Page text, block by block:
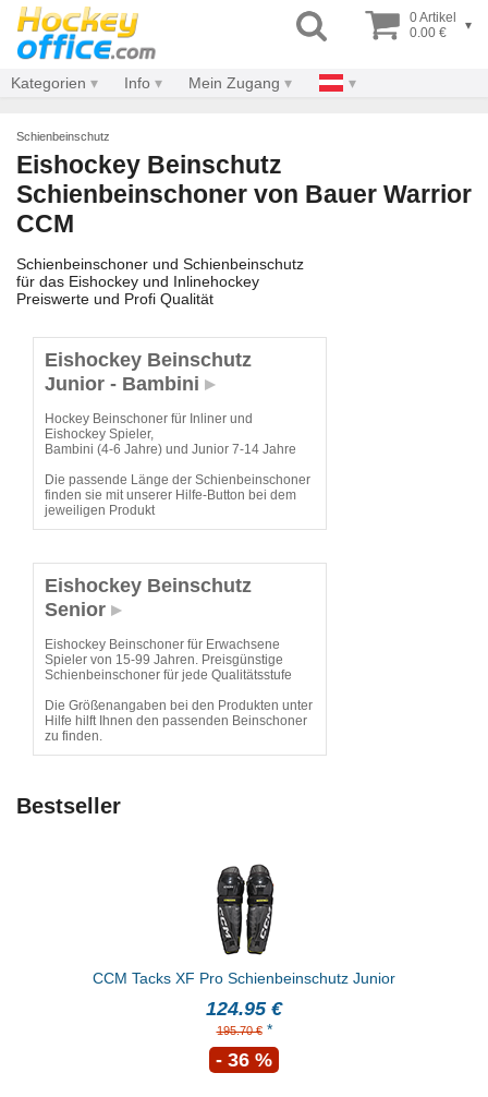
0 Artikel
0.00 €
▾
Kategorien Info Mein Zugang
Schienbeinschutz
Eishockey Beinschutz
Schienbeinschoner von Bauer Warrior
CCM
Schienbeinschoner und Schienbeinschutz
für das Eishockey und Inlinehockey
Preiswerte und Profi Qualität
Eishockey Beinschutz
Junior - Bambini
Hockey Beinschoner für Inliner und
Eishockey Spieler,
Bambini (4-6 Jahre) und Junior 7-14 Jahre
Die passende Länge der Schienbeinschoner
finden sie mit unserer Hilfe-Button bei dem
jeweiligen Produkt
Eishockey Beinschutz
Senior
Eishockey Beinschoner für Erwachsene
Spieler von 15-99 Jahren. Preisgünstige
Schienbeinschoner für jede Qualitätsstufe
Die Größenangaben bei den Produkten unter
Hilfe hilft Ihnen den passenden Beinschoner
zu finden.
Bestseller
CCM Tacks XF Pro Schienbeinschutz Junior
124.95 €
195.70 €*
- 36 %